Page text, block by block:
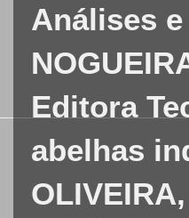
Análises
Editora
abelhas